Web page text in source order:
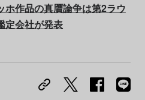
ホ作品の真贋論争は第2ラウ
定会社が発表